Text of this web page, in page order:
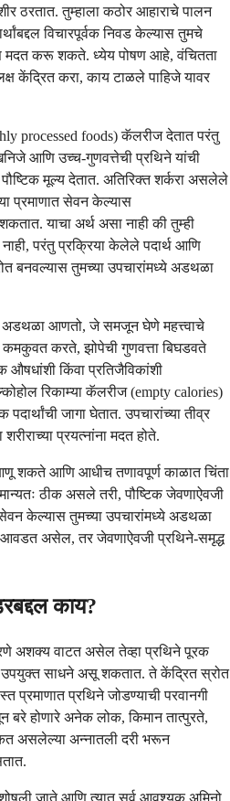
ठरतात. तुम्हाला कठोर आहाराचे पालन
विचारपूर्वक निवड केल्यास तुमचे
मदत करू शकते. ध्येय पोषण आहे, वंचितता
केंद्रित करा, काय टाळले पाहिजे यावर
processed foods) कॅलरीज देतात परंतु
आणि उच्च-गुणवत्तेची प्रथिने यांची
मूल्य देतात. अतिरिक्त शर्करा असलेले
प्रमाणात सेवन केल्यास
याचा अर्थ असा नाही की तुम्ही
परंतु प्रक्रिया केलेले पदार्थ आणि
बनवल्यास तुमच्या उपचारांमध्ये अडथळा
अडथळा आणतो, जे समजून घेणे महत्त्वाचे
करते, झोपेची गुणवत्ता बिघडवते
किंवा प्रतिजैविकांशी
रिकाम्या कॅलरीज (empty calories)
जागा घेतात. उपचारांच्या तीव्र
प्रयत्नांना मदत होते.
शकते आणि आधीच तणावपूर्ण काळात चिंता
ठीक असले तरी, पौष्टिक जेवणाऐवजी
केल्यास तुमच्या उपचारांमध्ये अडथळा
आवडत असेल, तर जेवणाऐवजी प्रथिने-समृद्ध
काय?
अशक्य वाटत असेल तेव्हा प्रथिने पूरक
साधने असू शकतात. ते केंद्रित स्रोत
प्रमाणात प्रथिने जोडण्याची परवानगी
बरे होणारे अनेक लोक, किमान तात्पुरते,
असलेल्या अन्नातली दरी भरून
जाते आणि त्यात सर्व आवश्यक अमिनो